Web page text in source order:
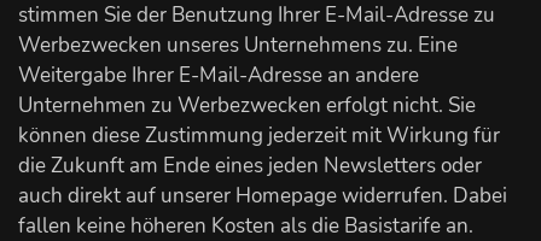
stimmen Sie der Benutzung Ihrer E-Mail-Adresse zu
Werbezwecken unseres Unternehmens zu. Eine
Weitergabe Ihrer E-Mail-Adresse an andere
Unternehmen zu Werbezwecken erfolgt nicht. Sie
können diese Zustimmung jederzeit mit Wirkung für
die Zukunft am Ende eines jeden Newsletters oder
auch direkt auf unserer Homepage widerrufen. Dabei
fallen keine höheren Kosten als die Basistarife an.